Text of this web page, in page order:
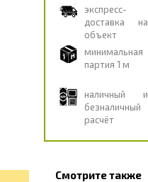
экспресс-
доставка на
объект
минимальная
партия 1 м
наличный и
безналичный
расчёт
Смотрите также